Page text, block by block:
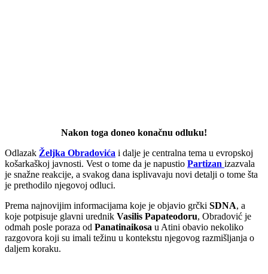
Nakon toga doneo konačnu odluku!
Odlazak Željka Obradovića i dalje je centralna tema u evropskoj
košarkaškoj javnosti. Vest o tome da je napustio Partizan izazvala
je snažne reakcije, a svakog dana isplivavaju novi detalji o tome šta
je prethodilo njegovoj odluci.
Prema najnovijim informacijama koje je objavio grčki SDNA, a
koje potpisuje glavni urednik Vasilis Papateodoru, Obradović je
odmah posle poraza od Panatinaikosa u Atini obavio nekoliko
razgovora koji su imali težinu u kontekstu njegovog razmišljanja o
daljem koraku.